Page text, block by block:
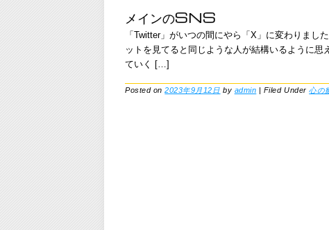
メインのSNS
「Twitter」がいつの間にやら「X」に変わりまし
ットを見てると同じような人が結構いるように
ていく […]
Posted on2023年9月12日 by admin | Filed Under心の